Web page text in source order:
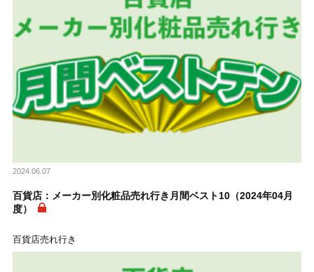
2024.06.07
百貨店：メーカー別化粧品売れ行き月間ベスト10（2024年04月
度）
百貨店売れ行き